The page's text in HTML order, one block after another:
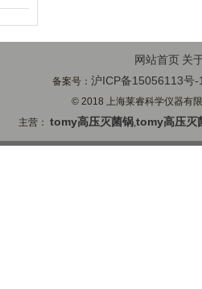
网站首页 关
备案号：沪ICP备15056113号-
© 2018 上海莱睿科学仪器有
主营：tomy高压灭菌锅,tomy高压灭